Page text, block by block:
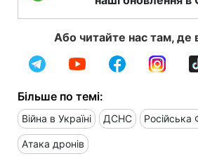
Або читайте нас там, де
Більше по темі:
Війна в Україні ДСНС Російська
Атака дронів